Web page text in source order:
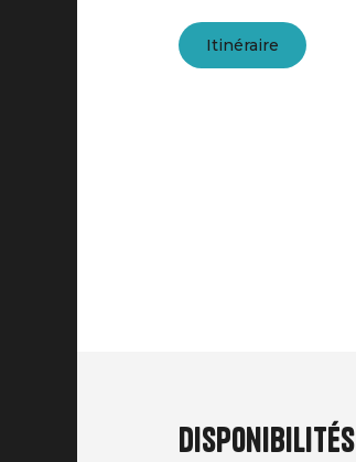
Itinéraire
Disponibilités